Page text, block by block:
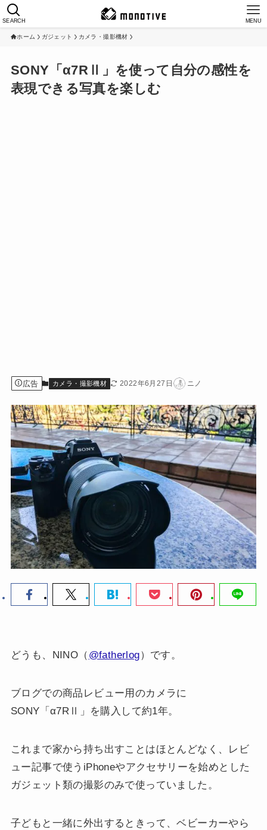
SEARCH MENU
ホーム ガジェット カメラ・撮影機材
SONY「α7RⅡ」を使って自分の感性を
表現できる写真を楽しむ
広告 カメラ・撮影機材 2022年6月27日 ニノ
どうも、NINO（ @fatherlog）です。
ブログでの商品レビュー用のカメラに
SONY「α7RⅡ」を購入して約1年。
これまで家から持ち出すことはほとんどなく、レビ
ュー記事で使うiPhoneやアクセサリーを始めとした
ガジェット類の撮影のみで使っていました。
子どもと一緒に外出するときって、ベビーカーやら